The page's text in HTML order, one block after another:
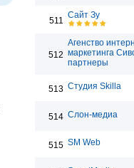
511
Сайт Зу
512
Агенство
маркетинга
партнеры
513 Студия Skilla
514 Слон-медиа
515 SM Web